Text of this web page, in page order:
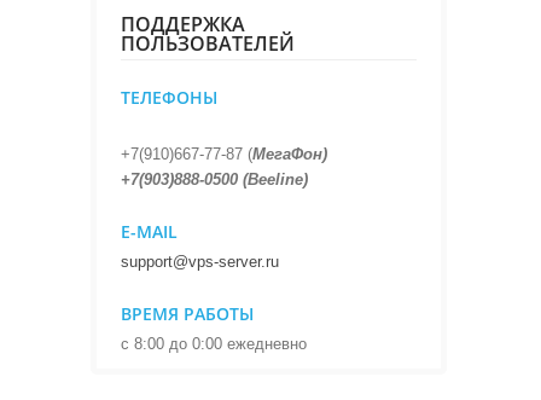
ПОДДЕРЖКА
ПОЛЬЗОВАТЕЛЕЙ
ТЕЛЕФОНЫ
+7(910)667-77-87 (МегаФон)
+7(903)888-0500 (Beeline)
E-MAIL
support@vps-server.ru
ВРЕМЯ РАБОТЫ
с 8:00 до 0:00 ежедневно